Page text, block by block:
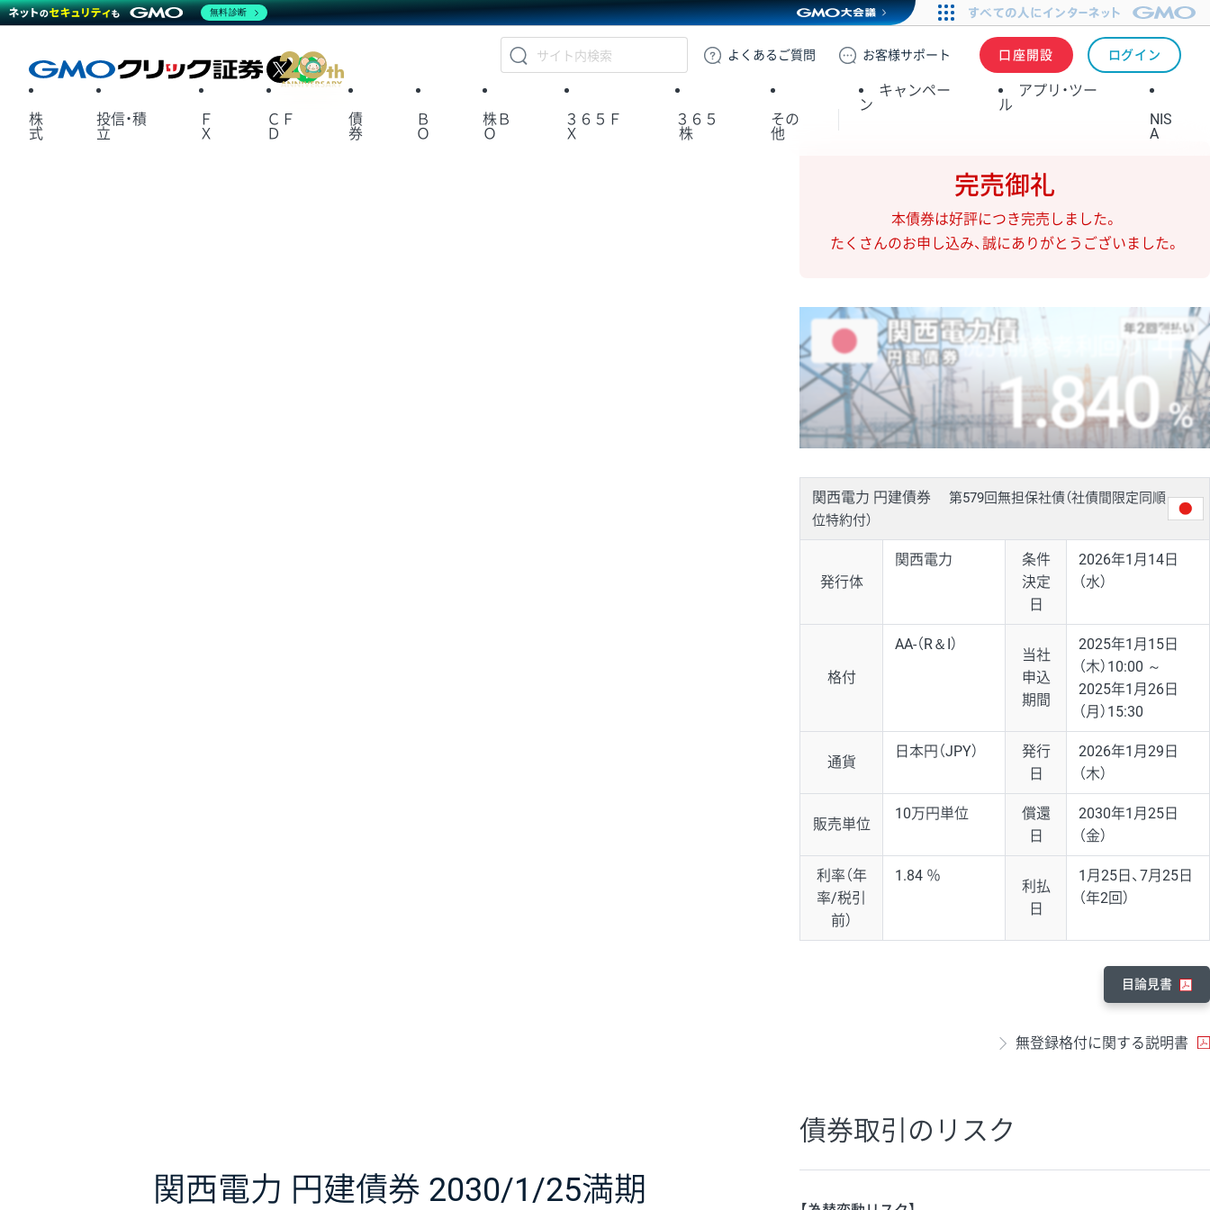
GMOクリック証券
よくある ご質問 お客様サポート 口座開設 ログイン
X
株
式
投信・積
立
Ｆ
Ｘ
ＣＦ
Ｄ
債
券
Ｂ
Ｏ
株Ｂ
Ｏ
３６５Ｆ
Ｘ
３６５
株
その
他
キャンペー
ン
アプリ・ツー
ル
NIS
A
関西電力 円建債券 2030/1/25満期
完売御礼
本債券は好評につき完売しました。
たくさんのお申し込み、誠にありがとうございました。
税引前参考利回り 年
1.840 %
関西電力 円建債券
第579回無担保社債（社債間限定同順
位特約付）
発行体
関西電力
条件
決定
日
2026年1月14日
（水）
格付
AA-（R＆I）
当社
申込
期間
2025年1月15日
（木）10:00 ～
2025年1月26日
（月）15:30
通貨
日本円（JPY）
発行
日
2026年1月29日
（木）
販売単位
10万円単位
償還
日
2030年1月25日
（金）
利率（年
率/税引
前）
1.84 ％
利払
日
1月25日、7月25日
（年2回）
目論見書
無登録格付に関する説明書
債券取引のリスク
無料診断